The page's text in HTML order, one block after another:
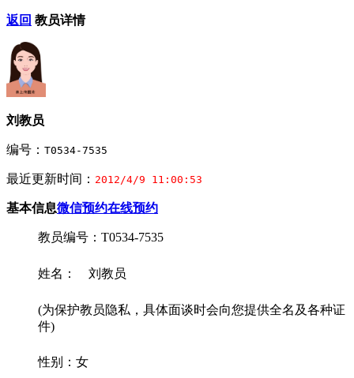
返回 教员详情
刘教员
编号： T0534-7535
最近更新时间： 2012/4/9 11:00:53
基本信息微信预约在线预约
教员编号：T0534-7535
姓名： 刘教员
(为保护教员隐私，具体面谈时会向您提供全名及各种证
件)
性别：女